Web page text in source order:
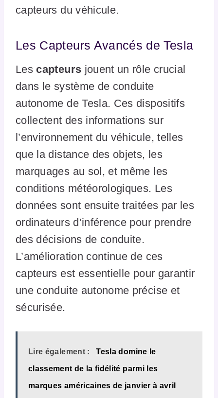
capteurs du véhicule.
Les Capteurs Avancés de Tesla
Les capteurs jouent un rôle crucial
dans le système de conduite
autonome de Tesla. Ces dispositifs
collectent des informations sur
l’environnement du véhicule, telles
que la distance des objets, les
marquages au sol, et même les
conditions météorologiques. Les
données sont ensuite traitées par les
ordinateurs d’inférence pour prendre
des décisions de conduite.
L’amélioration continue de ces
capteurs est essentielle pour garantir
une conduite autonome précise et
sécurisée.
Lire également : Tesla domine le
classement de la fidélité parmi les
marques américaines de janvier à avril